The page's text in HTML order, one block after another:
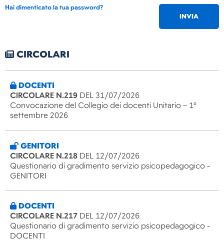
Hai dimenticato la tua password?
INVIA
CIRCOLARI
DOCENTI
CIRCOLARE N.219 DEL 31/07/2026
Convocazione del Collegio dei docenti Unitario – 1°
settembre 2026
GENITORI
CIRCOLARE N.218 DEL 12/07/2026
Questionario di gradimento servizio psicopedagogico -
GENITORI
DOCENTI
CIRCOLARE N.217 DEL 12/07/2026
Questionario di gradimento servizio psicopedagogico -
DOCENTI